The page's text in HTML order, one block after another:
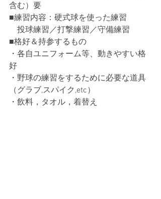
含む）要
■練習内容：硬式球を使った練習
投球練習／打撃練習／守備練習
■格好＆持参するもの
・各自ユニフォーム等、動きやすい格
好
・野球の練習をするために必要な道具
（グラブ,スパイク,etc）
・飲料，タオル，着替え